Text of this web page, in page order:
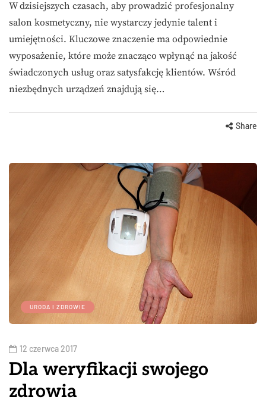
W dzisiejszych czasach, aby prowadzić profesjonalny
salon kosmetyczny, nie wystarczy jedynie talent i
umiejętności. Kluczowe znaczenie ma odpowiednie
wyposażenie, które może znacząco wpłynąć na jakość
świadczonych usług oraz satysfakcję klientów. Wśród
niezbędnych urządzeń znajdują się…
Share
URODA I ZDROWIE
12 czerwca 2017
Dla weryfikacji swojego
zdrowia